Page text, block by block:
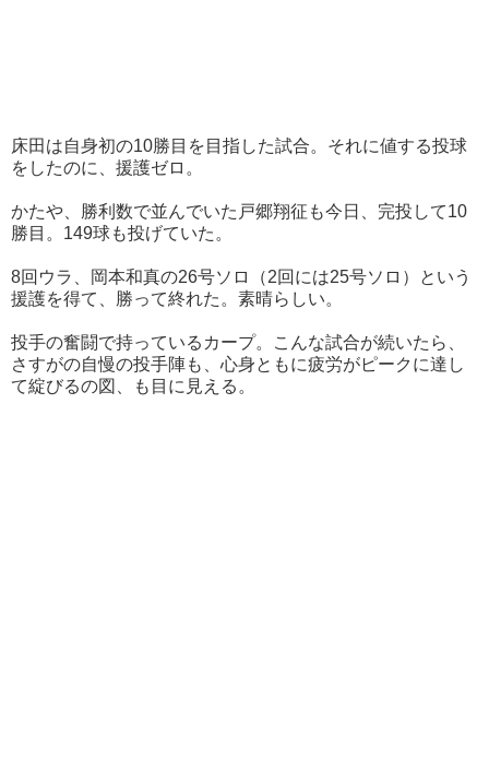
床田は自身初の10勝目を目指した試合。それに値する投球
をしたのに、援護ゼロ。
かたや、勝利数で並んでいた戸郷翔征も今日、完投して10
勝目。149球も投げていた。
8回ウラ、岡本和真の26号ソロ（2回には25号ソロ）という
援護を得て、勝って終れた。素晴らしい。
投手の奮闘で持っているカープ。こんな試合が続いたら、
さすがの自慢の投手陣も、心身ともに疲労がピークに達し
て綻びるの図、も目に見える。